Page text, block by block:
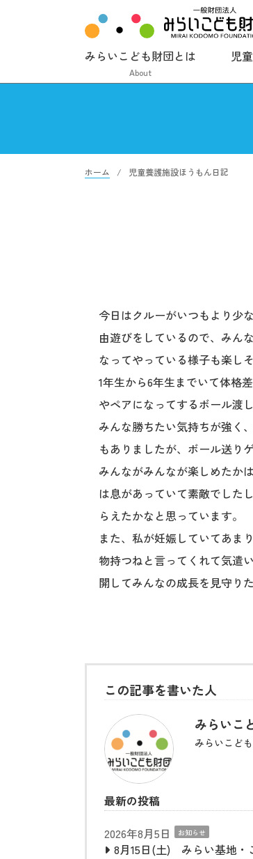
みらいこども財団とは
About
児
ホーム 児童養護施設ほうもん日記
今日はクルーがいつもより少
由遊びをしているので、みん
なってやっている様子も楽し
1年生から6年生までいて体格
やペアになってするボール渡
みんな勝ちたい気持ちが強く
もありましたが、ボール送り
みんながみんなが楽しめたか
は息があっていて素敵でした
らえたかなと思っています。
また、私が妊娠していてあま
物持つねと言ってくれて気遣
開してみんなの成長を見守り
この記事を書いた人
みらいこ
みらいこど
最新の投稿
2026年8月5日
お知らせ
8月15日(土) みらい基地・